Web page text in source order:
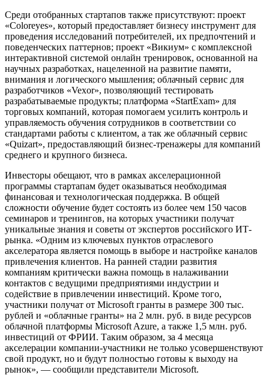
Среди отобранных стартапов также присутствуют: проект
«Coloreyes», который предоставляет бизнесу инструмент для
проведения исследований потребителей, их предпочтений и
поведенческих паттернов; проект «Викиум» с комплексной
интерактивной системой онлайн тренировок, основанной на
научных разработках, нацеленной на развитие памяти,
внимания и логического мышления; облачный сервис для
разработчиков «Vexor», позволяющий тестировать
разрабатываемые продукты; платформа «StartExam» для
торговых компаний, которая помогаем усилить контроль и
управляемость обучения сотрудников в соответствии со
стандартами работы с клиентом, а так же облачный сервис
«Quizart», предоставляющий бизнес-тренажеры для компаний
среднего и крупного бизнеса.
Инвесторы обещают, что в рамках акселерационной
программы стартапам будет оказываться необходимая
финансовая и технологическая поддержка. В общей
сложности обучение будет состоять из более чем 150 часов
семинаров и тренингов, на которых участники получат
уникальные знания и советы от экспертов российского ИТ-
рынка. «Одним из ключевых пунктов отраслевого
акселератора является помощь в выборе и настройке каналов
привлечения клиентов. На ранней стадии развития
компаниям критически важна помощь в налаживании
контактов с ведущими предприятиями индустрии и
содействие в привлечении инвестиций. Кроме того,
участники получат от Microsoft гранты в размере 300 тыс.
рублей и «облачные гранты» на 2 млн. руб. в виде ресурсов
облачной платформы Microsoft Azure, а также 1,5 млн. руб.
инвестиций от ФРИИ. Таким образом, за 4 месяца
акселерации компании-участники не только усовершенствуют
свой продукт, но и будут полностью готовы к выходу на
рынок», — сообщили представители Microsoft.